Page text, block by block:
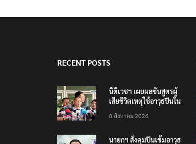
RECENT POSTS
นิติเวชฯ เผยผลชันสูตรผู้
เสียชีวิตเหตุใช้อาวุธปืนใน
จุดสำคัญทั้งหมด
8 สิงหาคม 2026
นายกฯ สั่งคุมปืนเข้มอาวุธ